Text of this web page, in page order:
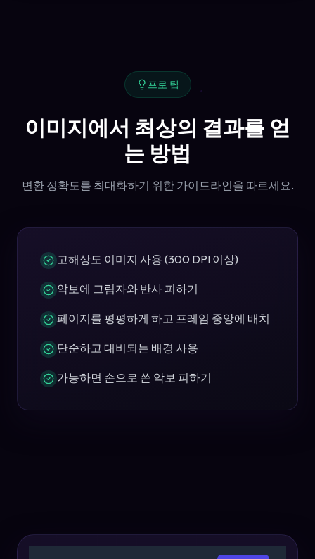
프로 팁
이미지에서 최상의 결과를 얻
는 방법
변환 정확도를 최대화하기 위한 가이드라인을 따르세요.
고해상도 이미지 사용 (300 DPI 이상)
악보에 그림자와 반사 피하기
페이지를 평평하게 하고 프레임 중앙에 배치
단순하고 대비되는 배경 사용
가능하면 손으로 쓴 악보 피하기